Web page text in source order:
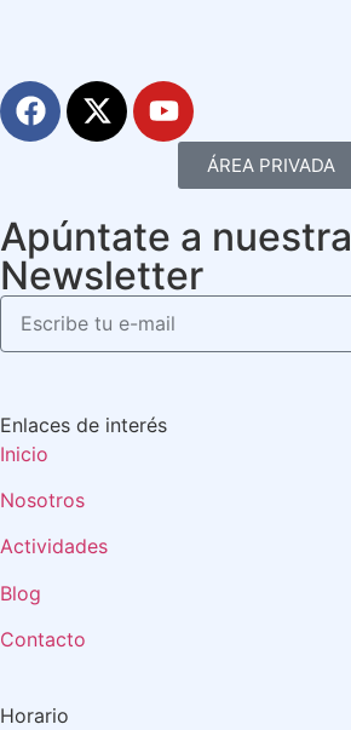
ÁREA PRIVADA
Apúntate a nuestra
Newsletter
Enlaces de interés
Inicio
Nosotros
Actividades
Blog
Contacto
Horario